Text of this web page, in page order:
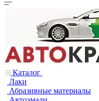
Каталог
Лаки
Абразивные материалы